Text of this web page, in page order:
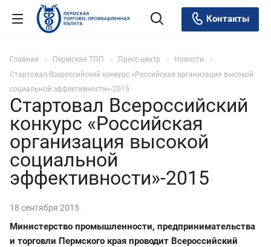
Контакты
Главная Пермская ТПП Пресс-центр
Новости
Стартовал Всероссийский конкурс «Российская организация высокой
социальной эффективности»-2015
Стартовал Всероссийский
конкурс «Российская
организация высокой
социальной
эффективности»-2015
18 сентября 2015
Министерство промышленности, предпринимательства
и торговли Пермского края проводит Всероссийский